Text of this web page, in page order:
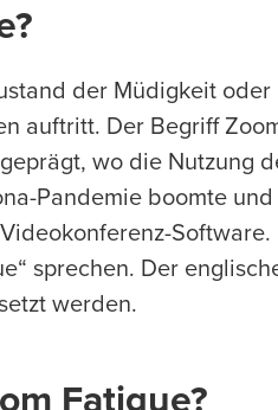
der Müdigkeit oder
auftritt. Der Begriff
wo die Nutzung
Pandemie boomte
sprechen. Der
werden.
Fatigue?